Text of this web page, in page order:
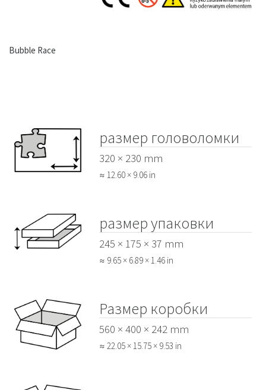
Bubble Race
размер головоломки
320 × 230 mm
≈ 12.60 × 9.06 in
размер упаковки
245 × 175 × 37 mm
≈ 9.65 × 6.89 × 1.46 in
Размер коробки
560 × 400 × 242 mm
≈ 22.05 × 15.75 × 9.53 in